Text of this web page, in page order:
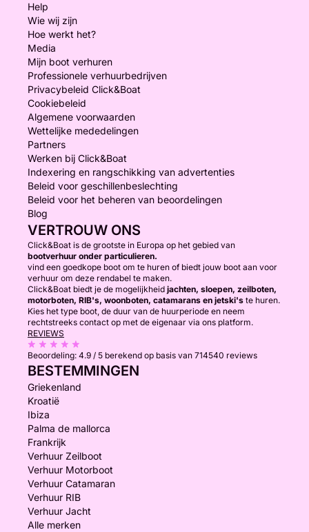
Help
Wie wij zijn
Hoe werkt het?
Media
Mijn boot verhuren
Professionele verhuurbedrijven
Privacybeleid Click&Boat
Cookiebeleid
Algemene voorwaarden
Wettelijke mededelingen
Partners
Werken bij Click&Boat
Indexering en rangschikking van advertenties
Beleid voor geschillenbeslechting
Beleid voor het beheren van beoordelingen
Blog
VERTROUW ONS
Click&Boat is de grootste in Europa op het gebied van
bootverhuur onder particulieren.
vind een goedkope boot om te huren of biedt jouw boot aan voor
verhuur om deze rendabel te maken.
Click&Boat biedt je de mogelijkheid jachten, sloepen, zeilboten,
motorboten, RIB's, woonboten, catamarans en jetski's te huren.
Kies het type boot, de duur van de huurperiode en neem
rechtstreeks contact op met de eigenaar via ons platform.
REVIEWS
Beoordeling: 4.9 / 5 berekend op basis van 714540 reviews
BESTEMMINGEN
Griekenland
Kroatië
Ibiza
Palma de mallorca
Frankrijk
Verhuur Zeilboot
Verhuur Motorboot
Verhuur Catamaran
Verhuur RIB
Verhuur Jacht
Alle merken